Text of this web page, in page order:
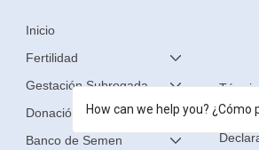
Inicio
Fertilidad
Gestación Subrogada
Donación de Óvulos
Banco de Semen
How can we help you? ¿Cómo